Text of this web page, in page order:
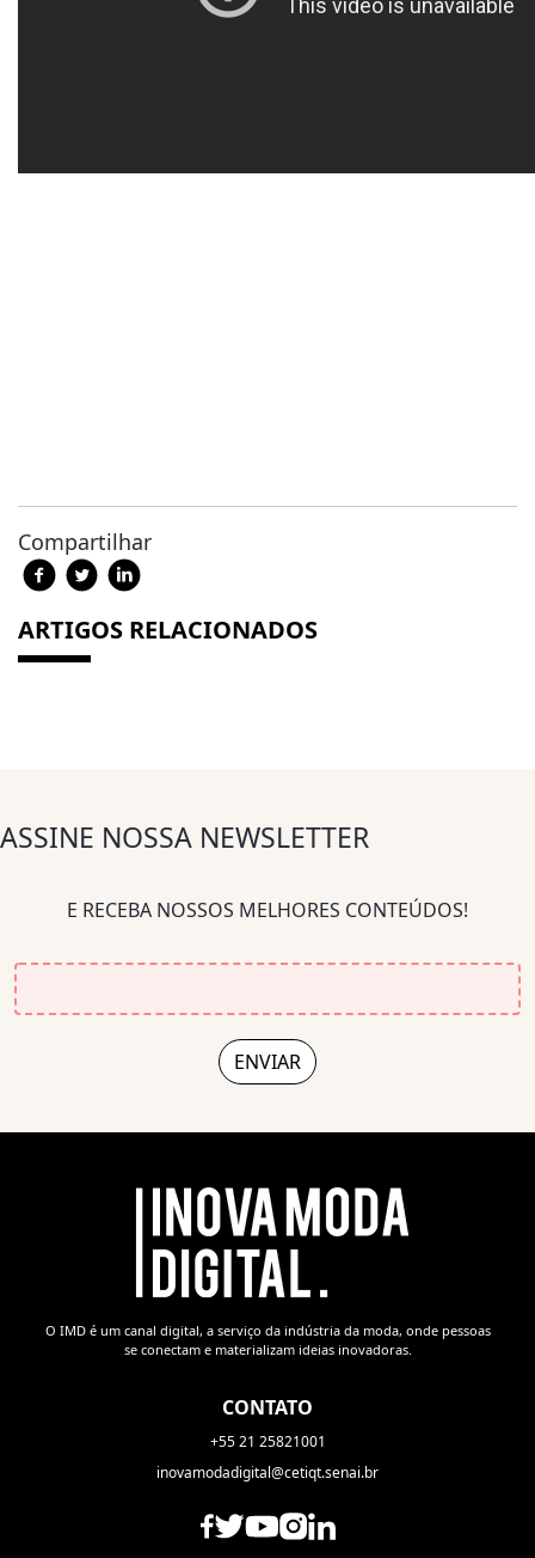
Compartilhar
ARTIGOS RELACIONADOS
ASSINE NOSSA NEWSLETTER
E RECEBA NOSSOS MELHORES CONTEÚDOS!
O IMD é um canal digital, a serviço da indústria da moda, onde pessoas
se conectam e materializam ideias inovadoras.
CONTATO
+55 21 25821001
inovamodadigital@cetiqt.senai.br